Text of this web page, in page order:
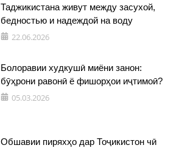
Таджикистана живут между засухой,
бедностью и надеждой на воду
22.06.2026
Болоравии худкушӣ миёни занон:
бӯҳрони равонӣ ё фишорҳои иҷтимоӣ?
05.03.2026
Обшавии пиряхҳо дар Тоҷикистон чӣ